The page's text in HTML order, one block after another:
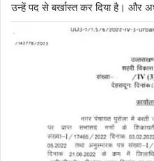
उन्हें पद से बर्खास्त कर दिया है। और